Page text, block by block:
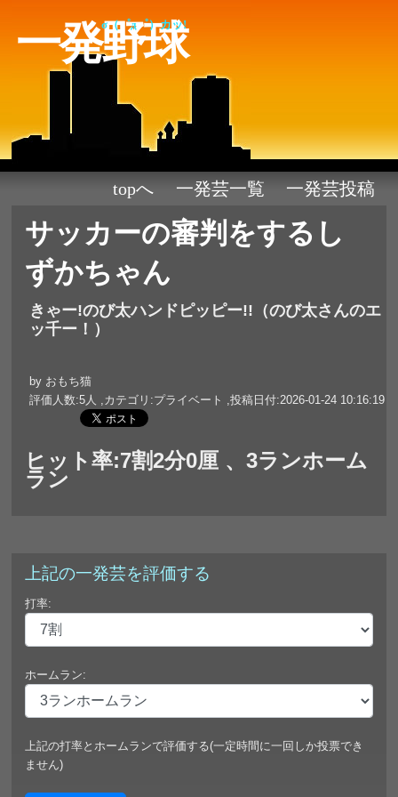
一発野球
σ（゜д゜）カッ!
topへ 一発芸一覧 一発芸投稿
サッカーの審判をするし
ずかちゃん
きゃー!のび太ハンドピッピー!!（のび太さんのエ
ッ千ー！）
by おもち猫
評価人数:5人 ,カテゴリ:プライベート ,投稿日付:2026-01-24 10:16:19
ヒット率:7割2分0厘 、3ランホーム
ラン
上記の一発芸を評価する
打率:
ホームラン:
上記の打率とホームランで評価する(一定時間に一回しか投票でき
ません)